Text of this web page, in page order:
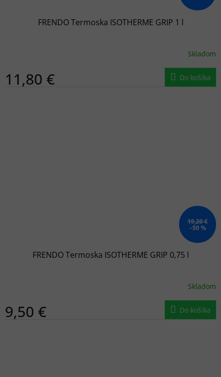
FRENDO Termoska ISOTHERME GRIP 1 l
Skladom
11,80 € Do košíka
19,20 €
–50 %
FRENDO Termoska ISOTHERME GRIP 0,75 l
Skladom
9,50 € Do košíka